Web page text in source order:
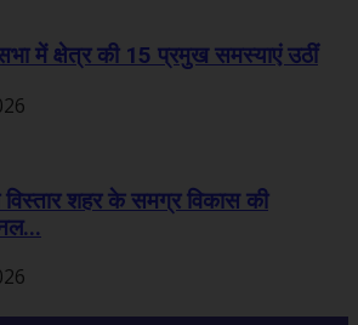
में क्षेत्र की 15 प्रमुख समस्याएं उठीं
शहर के समग्र विकास की